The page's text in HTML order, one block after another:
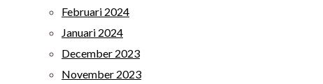
Februari 2024
Januari 2024
December 2023
November 2023